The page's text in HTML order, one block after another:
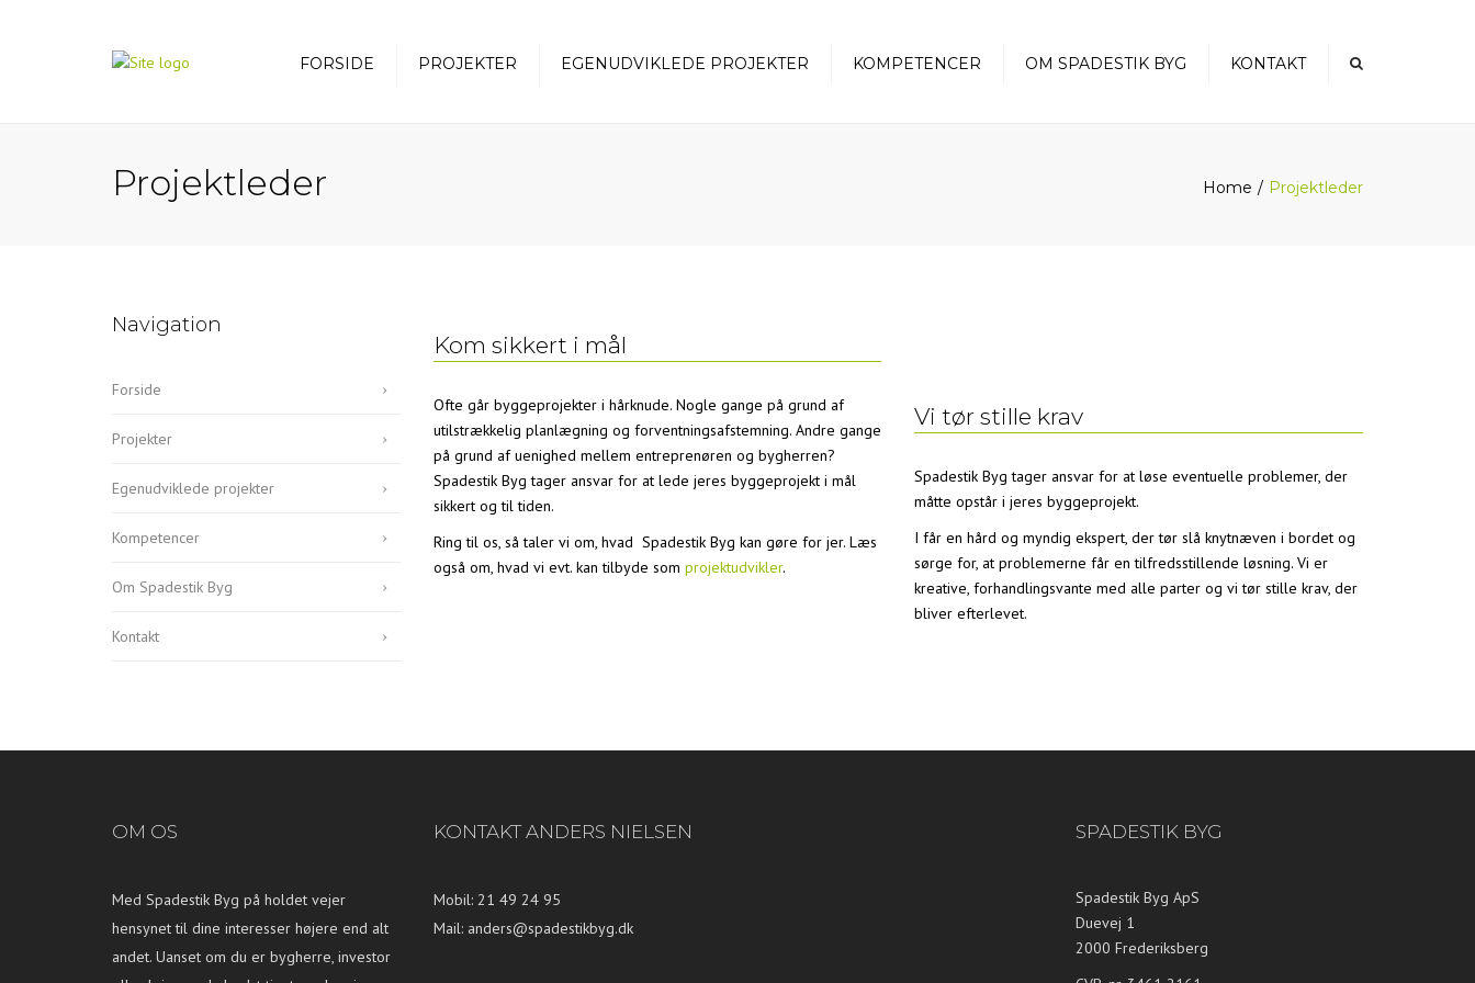
FORSIDE PROJEKTER EGENUDVIKLEDE PROJEKTER KOMPETENCER OM SPADESTIK BYG KONTAKT
Projektleder Home Projektleder
Navigation
Forside
Projekter
Egenudviklede projekter
Kompetencer
Om Spadestik Byg
Kontakt
Kom sikkert i mål
Ofte går byggeprojekter i hårknude. Nogle gange på grund af
utilstrækkelig planlægning og forventningsafstemning. Andre gange
på grund af uenighed mellem entreprenøren og bygherren?
Spadestik Byg tager ansvar for at lede jeres byggeprojekt i mål
sikkert og til tiden.
Ring til os, så taler vi om, hvad Spadestik Byg kan gøre for jer. Læs
også om, hvad vi evt. kan tilbyde som projektudvikler.
Vi tør stille krav
Spadestik Byg tager ansvar for at løse eventuelle problemer, der
måtte opstår i jeres byggeprojekt.
I får en hård og myndig ekspert, der tør slå knytnæven i bordet og
sørge for, at problemerne får en tilfredsstillende løsning. Vi er
kreative, forhandlingsvante med alle parter og vi tør stille krav, der
bliver efterlevet.
OM OS
Med Spadestik Byg på holdet vejer
hensynet til dine interesser højere end alt
andet. Uanset om du er bygherre, investor
KONTAKT ANDERS NIELSEN
Mobil: 21 49 24 95
Mail: anders@spadestikbyg.dk
SPADESTIK BYG
Spadestik Byg ApS
Duevej 1
2000 Frederiksberg